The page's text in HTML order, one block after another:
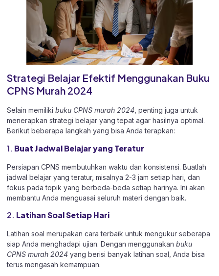
Strategi Belajar Efektif Menggunakan Buku
CPNS Murah 2024
Selain memiliki buku CPNS murah 2024 , penting juga untuk
menerapkan strategi belajar yang tepat agar hasilnya optimal.
Berikut beberapa langkah yang bisa Anda terapkan:
1. Buat Jadwal Belajar yang Teratur
Persiapan CPNS membutuhkan waktu dan konsistensi. Buatlah
jadwal belajar yang teratur, misalnya 2-3 jam setiap hari, dan
fokus pada topik yang berbeda-beda setiap harinya. Ini akan
membantu Anda menguasai seluruh materi dengan baik.
2. Latihan Soal Setiap Hari
Latihan soal merupakan cara terbaik untuk mengukur seberapa
siap Anda menghadapi ujian. Dengan menggunakan buku
CPNS murah 2024 yang berisi banyak latihan soal, Anda bisa
terus mengasah kemampuan.